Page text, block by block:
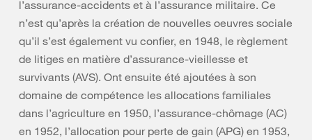
l’assurance-accidents et à l’assurance militaire. Ce
n’est qu’après la création de nouvelles oeuvres sociale
qu’il s’est également vu confier, en 1948, le règlement
de litiges en matière d’assurance-vieillesse et
survivants (AVS). Ont ensuite été ajoutées à son
domaine de compétence les allocations familiales
dans l’agriculture en 1950, l’assurance-chômage (AC)
en 1952, l’allocation pour perte de gain (APG) en 1953,